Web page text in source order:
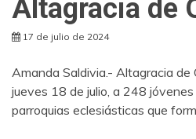
Altagracia de
17 de julio de 2024
Amanda Saldivia.- Altagracia de
jueves 18 de julio, a 248
parroquias eclesiásticas que